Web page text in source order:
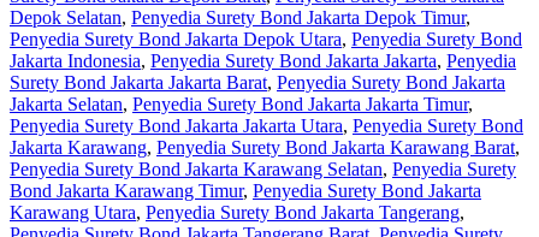
Depok Selatan, Penyedia Surety Bond Jakarta Depok Timur,
Penyedia Surety Bond Jakarta Depok Utara, Penyedia Surety Bond
Jakarta Indonesia, Penyedia Surety Bond Jakarta Jakarta, Penyedia
Surety Bond Jakarta Jakarta Barat, Penyedia Surety Bond Jakarta
Jakarta Selatan, Penyedia Surety Bond Jakarta Jakarta Timur,
Penyedia Surety Bond Jakarta Jakarta Utara, Penyedia Surety Bond
Jakarta Karawang, Penyedia Surety Bond Jakarta Karawang Barat,
Penyedia Surety Bond Jakarta Karawang Selatan, Penyedia Surety
Bond Jakarta Karawang Timur, Penyedia Surety Bond Jakarta
Karawang Utara, Penyedia Surety Bond Jakarta Tangerang,